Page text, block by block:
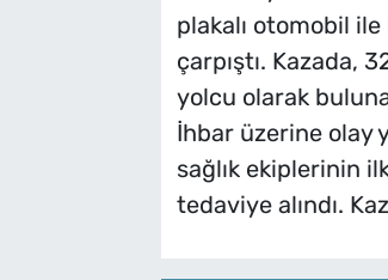
plakalı otomobil
çarpıştı. Kazada,
yolcu olarak
İhbar üzerine olay
sağlık ekiplerinin
tedaviye alındı.